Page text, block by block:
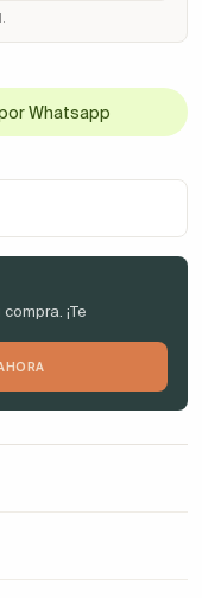
Whatsapp
¡Te